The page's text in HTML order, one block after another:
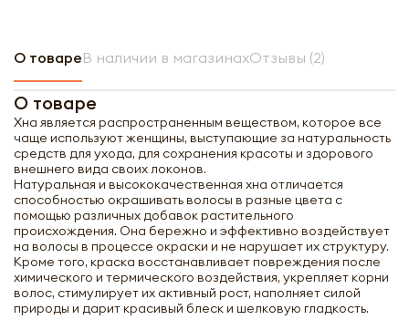
О товареВ наличии в магазинахОтзывы (2)
О товаре
Хна является распространенным веществом, которое все
чаще используют женщины, выступающие за натуральность
средств для ухода, для сохранения красоты и здорового
внешнего вида своих локонов.
Натуральная и высококачественная хна отличается
способностью окрашивать волосы в разные цвета с
помощью различных добавок растительного
происхождения. Она бережно и эффективно воздействует
на волосы в процессе окраски и не нарушает их структуру.
Кроме того, краска восстанавливает повреждения после
химического и термического воздействия, укрепляет корни
волос, стимулирует их активный рост, наполняет силой
природы и дарит красивый блеск и шелковую гладкость.